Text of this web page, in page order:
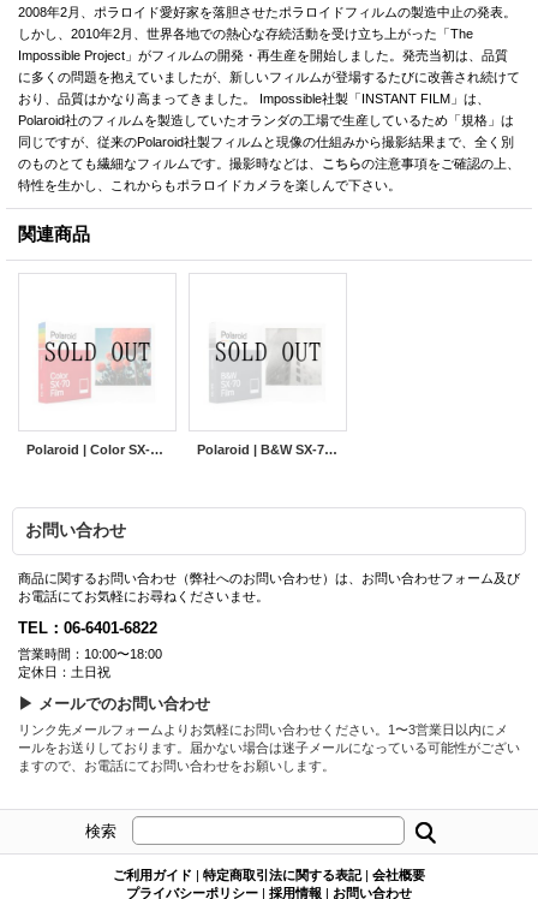
2008年2月、ポラロイド愛好家を落胆させたポラロイドフィルムの製造中止の発表。
しかし、2010年2月、世界各地での熱心な存続活動を受け立ち上がった「The
Impossible Project」がフィルムの開発・再生産を開始しました。発売当初は、品質
に多くの問題を抱えていましたが、新しいフィルムが登場するたびに改善され続けて
おり、品質はかなり高まってきました。 Impossible社製「INSTANT FILM」は、
Polaroid社のフィルムを製造していたオランダの工場で生産しているため「規格」は
同じですが、従来のPolaroid社製フィルムと現像の仕組みから撮影結果まで、全く別
のものとても繊細なフィルムです。撮影時などは、 こちらの注意事項をご確認の上、
特性を生かし、これからもポラロイドカメラを楽しんで下さい。
関連商品
Polaroid | Color SX-70 Film Polaroid | B&W SX-70 Film
お問い合わせ
商品に関するお問い合わせ（弊社へのお問い合わせ）は、お問い合わせフォーム及び
お電話にてお気軽にお尋ねくださいませ。
TEL：06-6401-6822
営業時間：10:00〜18:00
定休日：土日祝
▶ メールでのお問い合わせ
リンク先メールフォームよりお気軽にお問い合わせください。1〜3営業日以内にメ
ールをお送りしております。届かない場合は迷子メールになっている可能性がござい
ますので、お電話にてお問い合わせをお願いします。
検索
ご利用ガイド | 特定商取引法に関する表記 | 会社概要
プライバシーポリシー | 採用情報 | お問い合わせ